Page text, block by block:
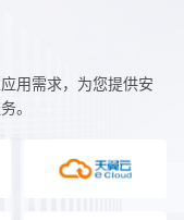
用需求，为您提供安
。